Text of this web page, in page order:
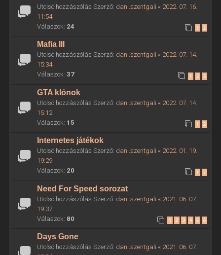
Utolsó hozzászólás Szerző: dani.szentgali « 2022. 07. 16.
11:54
Válaszok: 24 1 2
Mafia III
Utolsó hozzászólás Szerző: dani.szentgali « 2022. 07. 14.
15:34
Válaszok: 37 1 2 3
GTA klónok
Utolsó hozzászólás Szerző: dani.szentgali « 2022. 07. 14.
15:12
Válaszok: 15 1 2
Internetes játékok
Utolsó hozzászólás Szerző: dani.szentgali « 2022. 01. 19.
19:29
Válaszok: 20 1 2
Need For Speed sorozat
Utolsó hozzászólás Szerző: dani.szentgali « 2021. 06. 07.
19:37
Válaszok: 80 1 2 3 4 5 6
Days Gone
Utolsó hozzászólás Szerző: dani.szentgali « 2021. 06. 07.